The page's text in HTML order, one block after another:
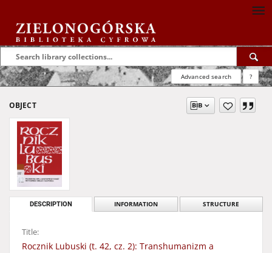
Advanced search ?
OBJECT
DESCRIPTION INFORMATION STRUCTURE
Title:
Rocznik Lubuski (t. 42, cz. 2): Transhumanizm a